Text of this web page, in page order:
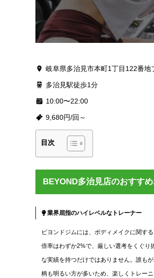
岐阜県多治見市本町1丁目122番地
多治見駅徒歩1分
10:00〜22:00
9,680円/回～
目次
BEYOND多治見店のおすす
業界屈指のハイレベルなトレーナー
ビヨンドジムには、ボディメイクに関す
倍率はわずか2%で、厳しい選考をくぐり
な実績を持つだけではありません。誰も
柄も明るい方が多いため、楽しくトレー